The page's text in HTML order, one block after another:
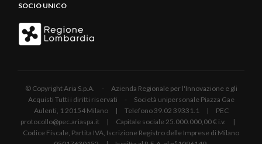
SOCIO UNICO
© Copyright Aria S.p.A. - Azienda Regionale per l'Innovazione e gli
Acquisti Tutti i diritti riservati - Società unipersonale Piazza Gae
Aulenti, 1 20154 Milano | Telefono 39.02 39331.1 | PEC
protocollo@pec.ariaspa.it | Capitale sociale 25.000.000,00 € i.v. |
Codice Fiscale, Partita IVA, Iscrizione Registro delle Imprese di Milano